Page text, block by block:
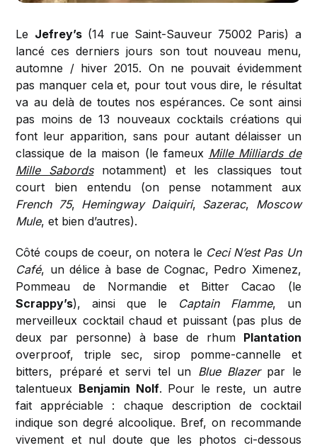
Le Jefrey’s(14 rue Saint-Sauveur 75002 Paris) a
lancé ces derniers jours son tout nouveau menu,
automne / hiver 2015. On ne pouvait évidemment
pas manquer cela et, pour tout vous dire, le résultat
va au delà de toutes nos espérances. Ce sont ainsi
pas moins de 13 nouveaux cocktails créations qui
font leur apparition, sans pour autant délaisser un
classique de la maison (le fameux Mille Milliards de
Mille Sabordsnotamment) et les classiques tout
court bien entendu (on pense notamment aux
French 75, Hemingway Daiquiri, Sazerac, Moscow
Mule, et bien d’autres).
Côté coups de coeur, on notera le Ceci N’est Pas Un
Café, un délice à base de Cognac, Pedro Ximenez,
Pommeau de Normandie et Bitter Cacao (le
Scrappy’s), ainsi que le Captain Flamme, un
merveilleux cocktail chaud et puissant (pas plus de
deux par personne) à base de rhum Plantation
overproof, triple sec, sirop pomme-cannelle et
bitters, préparé et servi tel un Blue Blazerpar le
talentueux Benjamin Nolf. Pour le reste, un autre
fait appréciable : chaque description de cocktail
indique son degré alcoolique. Bref, on recommande
vivement et nul doute que les photos ci-dessous